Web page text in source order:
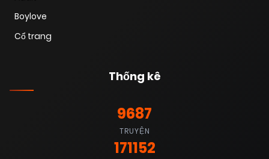
Boylove
Cổ trang
Thống kê
9687
TRUYỆN
171152